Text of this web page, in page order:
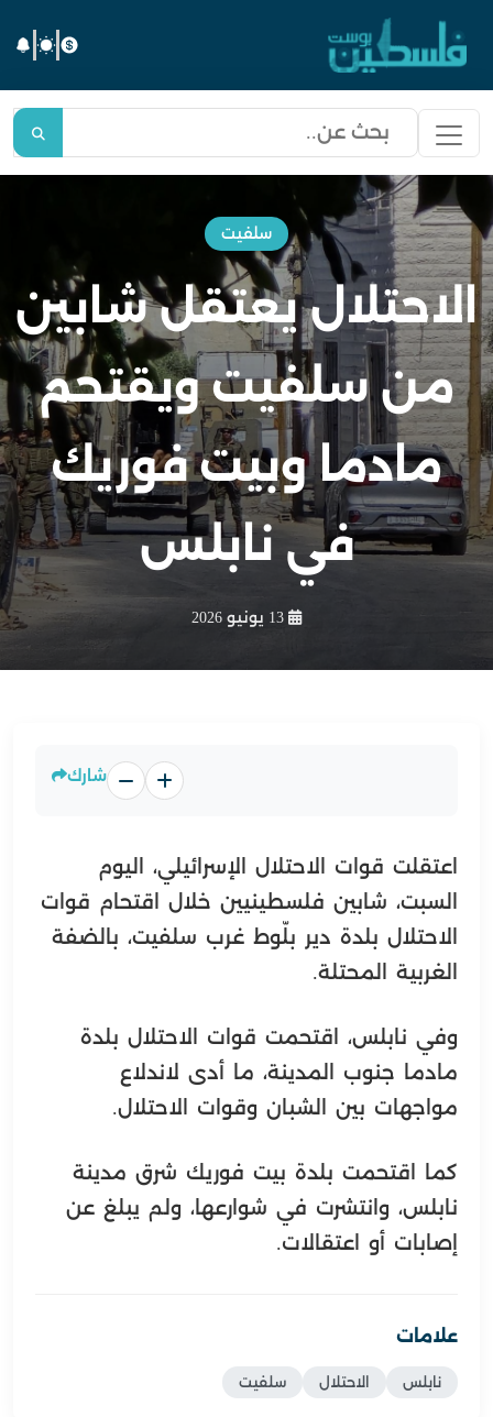
سلفيت
الاحتلال يعتقل شابين
من سلفيت ويقتحم
مادما وبيت فوريك
في نابلس
شارك
اعتقلت قوات الاحتلال الإسرائيلي، اليوم
السبت، شابين فلسطينيين خلال اقتحام قوات
الاحتلال بلدة دير بلّوط غرب سلفيت، بالضفة
الغربية المحتلة.
وفي نابلس، اقتحمت قوات الاحتلال بلدة
مادما جنوب المدينة، ما أدى لاندلاع
مواجهات بين الشبان وقوات الاحتلال.
كما اقتحمت بلدة بيت فوريك شرق مدينة
نابلس، وانتشرت في شوارعها، ولم يبلغ عن
إصابات أو اعتقالات.
علامات
نابلس الاحتلال سلفيت